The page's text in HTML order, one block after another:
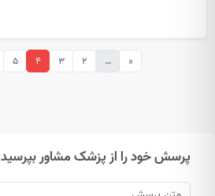
«
…
2
3
4
5
پرسش خود را از پزشک مشاور بپرسید